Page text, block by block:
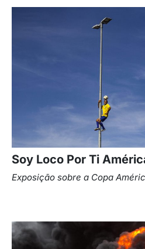
Soy Loco Por Ti
Exposição sobre a Copa